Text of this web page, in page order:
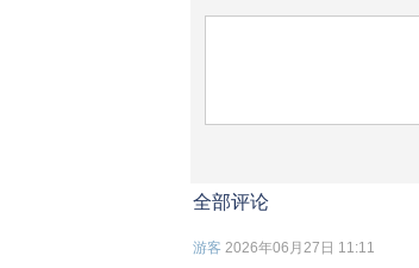
全部评论
游客 2026年06月27日 11:11